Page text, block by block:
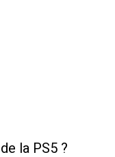
la PS5 ?